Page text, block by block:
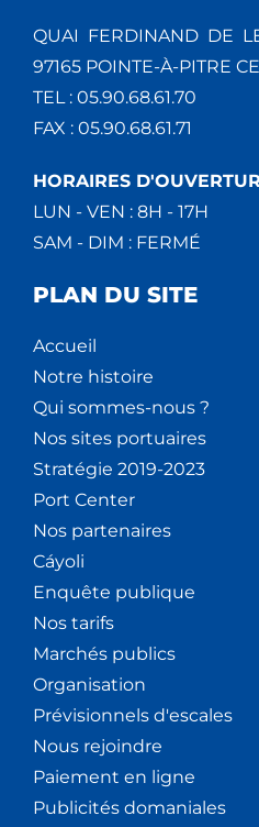
QUAI FERDINAND DE
97165 POINTE-À-PITRE
TEL : 05.90.68.61.70
FAX : 05.90.68.61.71
HORAIRES
LUN - VEN : 8H - 17H
SAM - DIM : FERMÉ
PLAN DU SITE
Accueil
Notre histoire
Qui sommes-nous ?
Nos sites portuaires
Stratégie 2019-2023
Port Center
Nos partenaires
Cáyoli
Enquête publique
Nos tarifs
Marchés publics
Organisation
Prévisionnels d'escales
Nous rejoindre
Paiement en ligne
Publicités domaniales